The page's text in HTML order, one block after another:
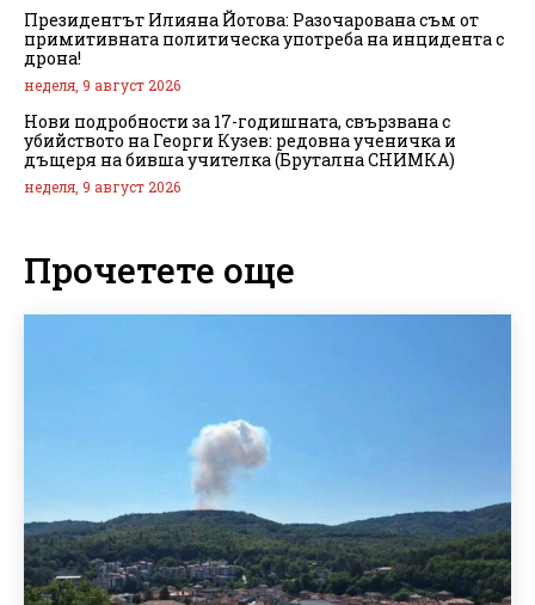
Президентът Илияна Йотова: Разочарована съм от
примитивната политическа употреба на инцидента с
дрона!
неделя, 9 август 2026
Нови подробности за 17-годишната, свързвана с
убийството на Георги Кузев: редовна ученичка и
дъщеря на бивша учителка (Брутална СНИМКА)
неделя, 9 август 2026
Прочетете още